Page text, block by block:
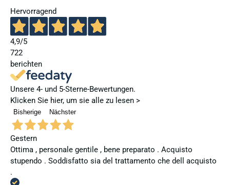
Hervorragend
4,9/5
722
berichten
Unsere 4- und 5-Sterne-Bewertungen.
Klicken Sie hier, um sie alle zu lesen >
Bisherige Nächster
Gestern
Ottima , personale gentile , bene preparato . Acquisto
stupendo . Soddisfatto sia del trattamento che dell acquisto
.